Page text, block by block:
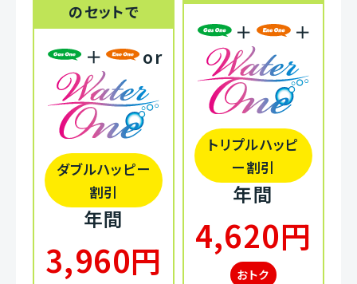
のセットで
＋ or
ダブルハッピー
割引
年間
3,960円
＋ ＋
トリプルハッピ
ー割引
年間
4,620円
おトク